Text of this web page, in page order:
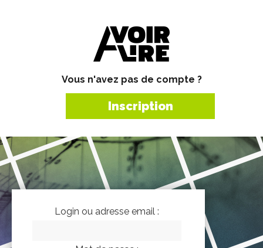
Vous n'avez pas de compte ?
Inscription
Login ou adresse email :